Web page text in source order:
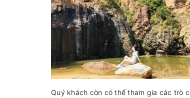
Quý khách còn có thể tham gia các trò